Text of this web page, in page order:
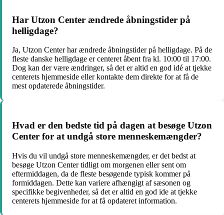
Har Utzon Center ændrede åbningstider på
helligdage?
Ja, Utzon Center har ændrede åbningstider på helligdage. På de
fleste danske helligdage er centeret åbent fra kl. 10:00 til 17:00.
Dog kan der være ændringer, så det er altid en god idé at tjekke
centerets hjemmeside eller kontakte dem direkte for at få de
mest opdaterede åbningstider.
Hvad er den bedste tid på dagen at besøge Utzon
Center for at undgå store menneskemængder?
Hvis du vil undgå store menneskemængder, er det bedst at
besøge Utzon Center tidligt om morgenen eller sent om
eftermiddagen, da de fleste besøgende typisk kommer på
formiddagen. Dette kan variere afhængigt af sæsonen og
specifikke begivenheder, så det er altid en god ide at tjekke
centerets hjemmeside for at få opdateret information.